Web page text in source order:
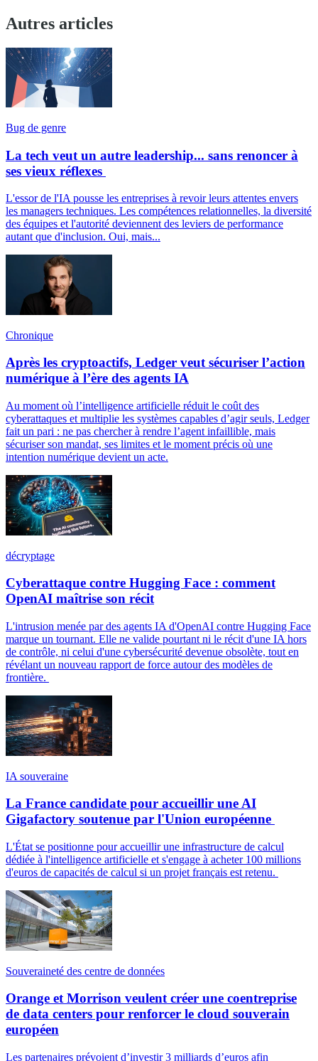
Autres articles
Bug de genre
La tech veut un autre leadership... sans renoncer à
ses vieux réflexes
L'essor de l'IA pousse les entreprises à revoir leurs attentes envers
les managers techniques. Les compétences relationnelles, la diversité
des équipes et l'autorité deviennent des leviers de performance
autant que d'inclusion. Oui, mais...
Chronique
Après les cryptoactifs, Ledger veut sécuriser l’action
numérique à l’ère des agents IA
Au moment où l’intelligence artificielle réduit le coût des
cyberattaques et multiplie les systèmes capables d’agir seuls, Ledger
fait un pari : ne pas chercher à rendre l’agent infaillible, mais
sécuriser son mandat, ses limites et le moment précis où une
intention numérique devient un acte.
décryptage
Cyberattaque contre Hugging Face : comment
OpenAI maîtrise son récit
L'intrusion menée par des agents IA d'OpenAI contre Hugging Face
marque un tournant. Elle ne valide pourtant ni le récit d'une IA hors
de contrôle, ni celui d'une cybersécurité devenue obsolète, tout en
révélant un nouveau rapport de force autour des modèles de
frontière.
IA souveraine
La France candidate pour accueillir une AI
Gigafactory soutenue par l'Union européenne
L'État se positionne pour accueillir une infrastructure de calcul
dédiée à l'intelligence artificielle et s'engage à acheter 100 millions
d'euros de capacités de calcul si un projet français est retenu.
Souveraineté des centre de données
Orange et Morrison veulent créer une coentreprise
de data centers pour renforcer le cloud souverain
européen
Les partenaires prévoient d’investir 3 milliards d’euros afin